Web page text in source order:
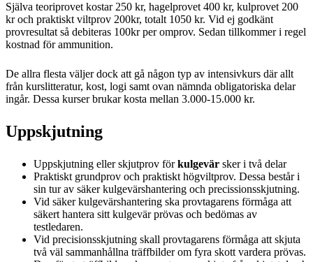
Själva teoriprovet kostar 250 kr, hagelprovet 400 kr, kulprovet 200
kr och praktiskt viltprov 200kr, totalt 1050 kr. Vid ej godkänt
provresultat så debiteras 100kr per omprov. Sedan tillkommer i regel
kostnad för ammunition.
De allra flesta väljer dock att gå någon typ av intensivkurs där allt
från kurslitteratur, kost, logi samt ovan nämnda obligatoriska delar
ingår. Dessa kurser brukar kosta mellan 3.000-15.000 kr.
Uppskjutning
Uppskjutning eller skjutprov förkulgevär sker i två delar
Praktiskt grundprov och praktiskt högviltprov. Dessa består i
sin tur av säker kulgevärshantering och precissionsskjutning.
Vid säker kulgevärshantering ska provtagarens förmåga att
säkert hantera sitt kulgevär prövas och bedömas av
testledaren.
Vid precisionsskjutning skall provtagarens förmåga att skjuta
två väl sammanhållna träffbilder om fyra skott vardera prövas.